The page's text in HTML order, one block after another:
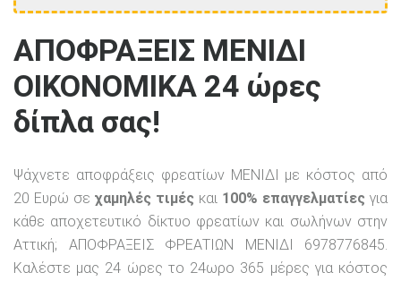
ΑΠΟΦΡΑΞΕΙΣ ΜΕΝΙΔΙ
ΟΙΚΟΝΟΜΙΚΑ 24 ώρες
δίπλα σας!
Ψάχνετε αποφράξεις φρεατίων ΜΕΝΙΔΙ με κόστος από
20 Ευρώ σε χαμηλές τιμές και 100% επαγγελματίες για
κάθε αποχετευτικό δίκτυο φρεατίων και σωλήνων στην
Αττική; ΑΠΟΦΡΑΞΕΙΣ ΦΡΕΑΤΙΩΝ ΜΕΝΙΔΙ 6978776845.
Καλέστε μας 24 ώρες το 24ωρο 365 μέρες για κόστος